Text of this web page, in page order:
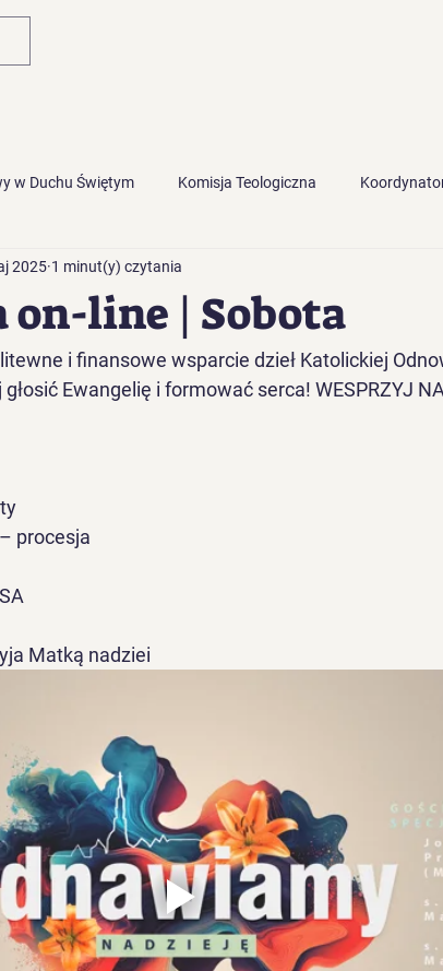
w Duchu Świętym Komisja Teologiczna
on-line | Sobota
2025 1 minut(y) czytania
i finansowe wsparcie dzieł Katolickiej
Ewangelię i formować serca! WESPRZYJ
procesja
Matką nadziei